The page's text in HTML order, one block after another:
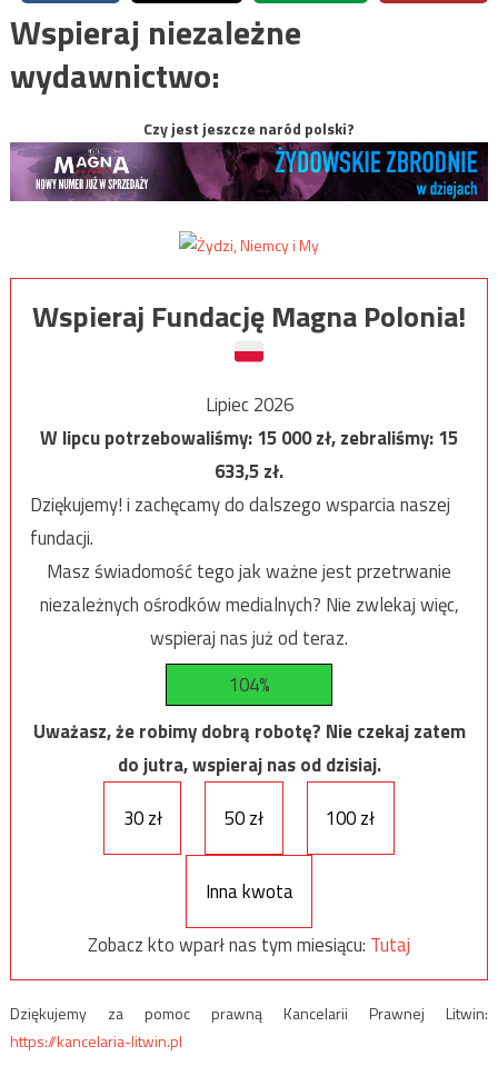
Wspieraj niezależne
wydawnictwo:
Czy jest jeszcze naród polski?
Wspieraj Fundację Magna Polonia!
Lipiec 2026
W lipcu potrzebowaliśmy:15 000zł, zebraliśmy:15
633,5zł.
Dziękujemy! i zachęcamy do dalszego wsparcia naszej
fundacji.
Masz świadomość tego jak ważne jest przetrwanie
niezależnych ośrodków medialnych? Nie zwlekaj więc,
wspieraj nas już od teraz.
104%
Uważasz, że robimy dobrą robotę? Nie czekaj zatem
do jutra, wspieraj nas od dzisiaj.
30 zł
50 zł 100 zł
Inna kwota
Zobacz kto wparł nas tym miesiącu: Tutaj
Dziękujemy za pomoc prawną Kancelarii Prawnej Litwin:
https://kancelaria-litwin.pl